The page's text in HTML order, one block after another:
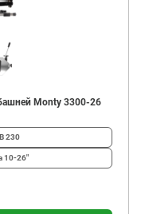
Monty 3300-26
230
10-26"